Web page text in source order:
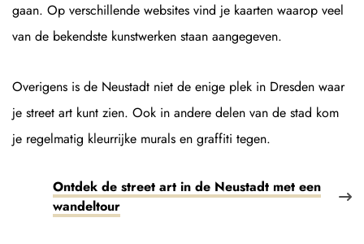
gaan. Op verschillende websites vind je kaarten waarop veel
van de bekendste kunstwerken staan aangegeven.
Overigens is de Neustadt niet de enige plek in Dresden waar
je street art kunt zien. Ook in andere delen van de stad kom
je regelmatig kleurrijke murals en graffiti tegen.
Ontdek de street art in de Neustadt met een
wandeltour